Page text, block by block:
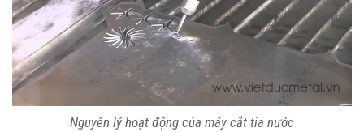
Nguyên lý hoạt động của máy cắt tia nước